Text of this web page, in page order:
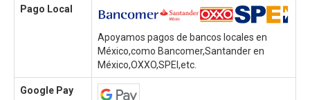
Pago Local
Apoyamos pagos de bancos locales en
México,como Bancomer,Santander en
México,OXXO,SPEI,etc.
Google Pay